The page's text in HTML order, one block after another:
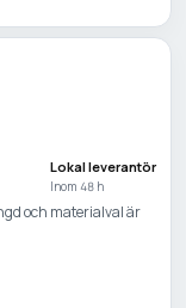
Lokal leverantör
Inom 48 h
och materialval är